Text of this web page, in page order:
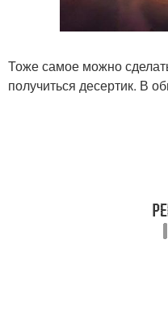
Тоже самое можно
получиться десертик. В